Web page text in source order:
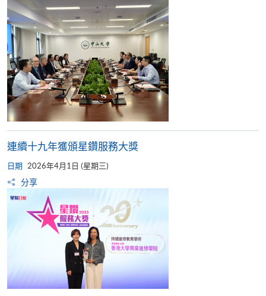
連續十九年獲頒星鑽服務大獎
日期 2026年4月1日 (星期三)
分享